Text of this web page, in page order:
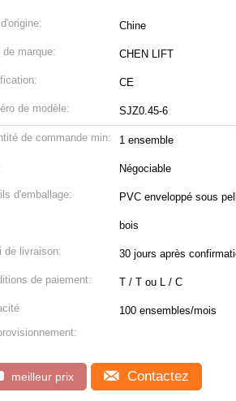
Chine
de marque: CHEN LIFT
CE
de modèle: SJZ0.45-6
de commande min: 1 ensemble
Négociable
d'emballage: PVC enveloppé sous
bois
de livraison: 30 jours après
de paiement: T / T ou L / C
100 ensembles/mois
meilleur prix Contactez